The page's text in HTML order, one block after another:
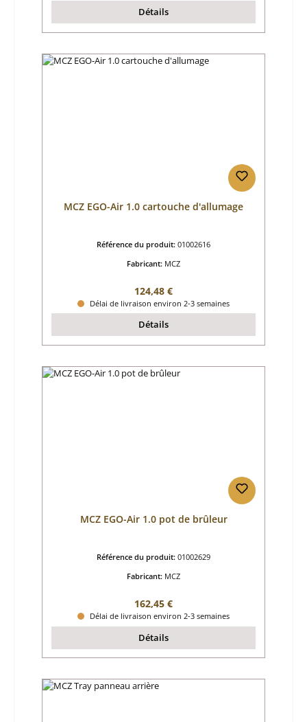
Détails
MCZ EGO-Air 1.0 cartouche d'allumage
Référence du produit: 01002616
Fabricant: MCZ
Prix régulier :
124,48 €
Délai de livraison environ 2-3 semaines
Détails
MCZ EGO-Air 1.0 pot de brûleur
Référence du produit: 01002629
Fabricant: MCZ
Prix régulier :
162,45 €
Délai de livraison environ 2-3 semaines
Détails